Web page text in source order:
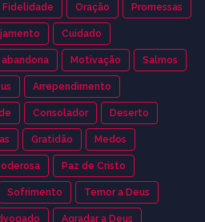
Fidelidade Oração Promessas
Cuidado
Motivação Salmos
Arrependimento
Consolador Deserto
Gratidão Medos
Paz de Cristo
Sofrimento Temor a Deus
Agradar a Deus